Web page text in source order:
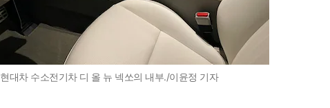
현대차 수소전기차 디 올 뉴 넥쏘의 내부./이윤정 기자